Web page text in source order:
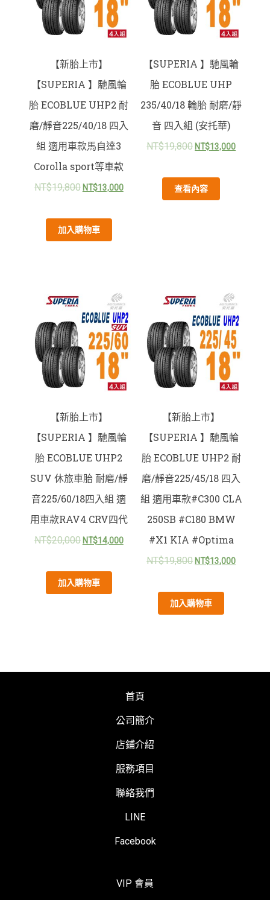
【新胎上市】
【SUPERIA 】馳風輪
胎 ECOBLUE UHP2 耐
磨/靜音225/40/18 四入
組 適用車款馬自達3
Corolla sport等車款
NT$19,800 NT$13,000
加入購物車
【SUPERIA 】馳風輪
胎 ECOBLUE UHP
235/40/18 輪胎 耐磨/靜
音 四入組 (安托華)
NT$19,800 NT$13,000
查看內容
【新胎上市】
【SUPERIA 】馳風輪
胎 ECOBLUE UHP2
SUV 休旅車胎 耐磨/靜
音225/60/18四入組 適
用車款RAV4 CRV四代
NT$20,000 NT$14,000
加入購物車
【新胎上市】
【SUPERIA 】馳風輪
胎 ECOBLUE UHP2 耐
磨/靜音225/45/18 四入
組 適用車款#C300 CLA
250SB #C180 BMW
#X1 KIA #Optima
NT$19,800 NT$13,000
加入購物車
首頁
公司簡介
店鋪介紹
服務項目
聯絡我們
LINE
Facebook
VIP 會員